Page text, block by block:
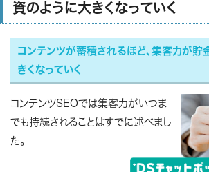
資のように大きくなっていく
コンテンツが蓄積されるほど、集客力が貯
きくなっていく
コンテンツSEOでは集客力がいつま
でも持続されることはすでに述べまし
た。